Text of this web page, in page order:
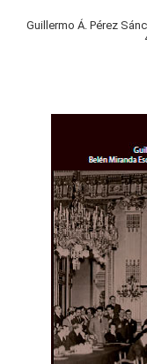
Guillermo Á. Pérez